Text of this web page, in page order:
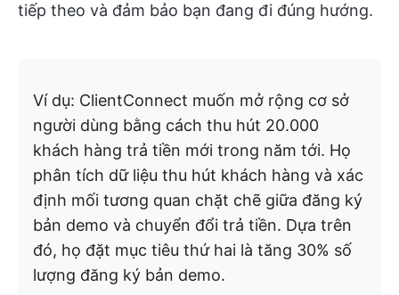
tiếp theo và đảm bảo bạn đang đi đúng hướng.
Ví dụ: ClientConnect muốn mở rộng cơ sở
người dùng bằng cách thu hút 20.000
khách hàng trả tiền mới trong năm tới. Họ
phân tích dữ liệu thu hút khách hàng và xác
định mối tương quan chặt chẽ giữa đăng ký
bản demo và chuyển đổi trả tiền. Dựa trên
đó, họ đặt mục tiêu thứ hai là tăng 30% số
lượng đăng ký bản demo.